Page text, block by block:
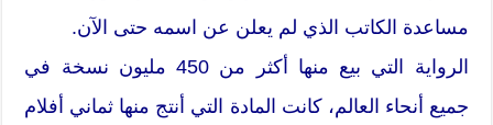
مساعدة الكاتب الذي لم يعلن عن اسمه حتى الآن.
الرواية التي بيع منها أكثر من 450 مليون نسخة في
جميع أنحاء العالم، كانت المادة التي أنتج منها ثماني أفلام